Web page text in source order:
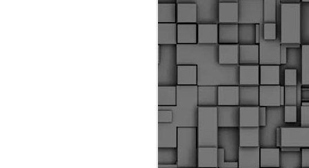
αστυνομικούς, οι οποίοι έχουν
εκπαίδευσή τους και
καθήκοντα.
ο Δήμος παρέλαβε τρία
μετακινήσεις των